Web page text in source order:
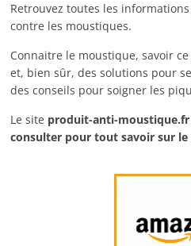
Retrouvez toutes les
contre les moustiques.
Connaitre le moustique, savoir
et, bien sûr, des solutions pour
des conseils pour soigner les
Le site produit-anti-moustique.fr
consulter pour tout savoir sur